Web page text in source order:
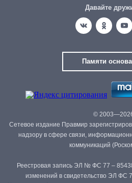
Давайте
Памяти
©
Сетевое издание Правмир
надзору в сфере связи,
коммуникаций
Реестровая запись ЭЛ № ФС 77 –
изменений в свидетельство ЭЛ ФС